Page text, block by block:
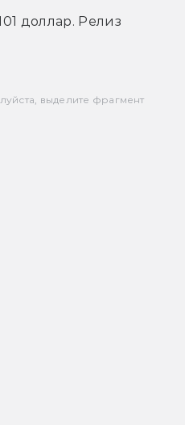
доллар. Релиз
выделите фрагмент